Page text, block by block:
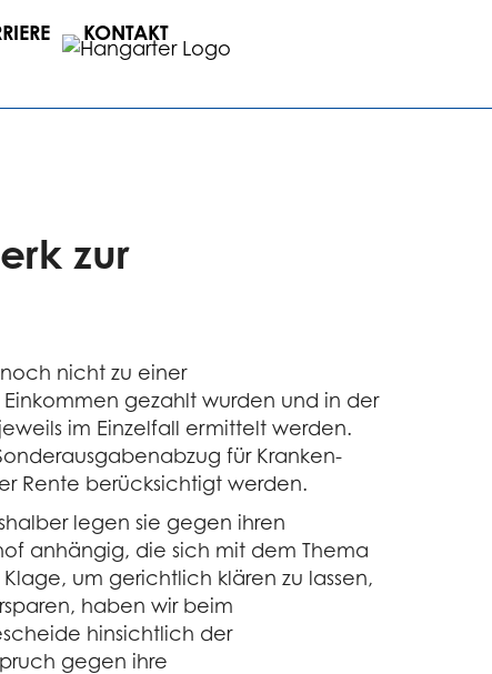
KONTAKT
zur
nicht zu einer
gezahlt wurden und in der
im Einzelfall ermittelt werden.
für Kranken-
Rente berücksichtigt werden.
legen sie gegen ihren
anhängig, die sich mit dem Thema
Klage, um gerichtlich klären zu lassen,
haben wir beim
hinsichtlich der
gegen ihre